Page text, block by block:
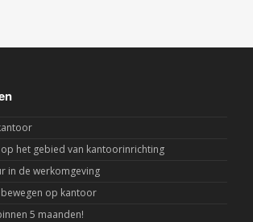
het gebied van kantoorinrichting
in de werkomgeving
op kantoor
5 maanden!